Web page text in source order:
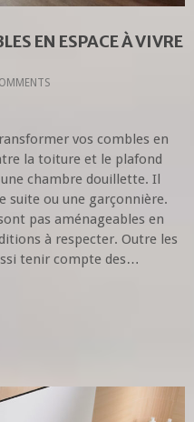
EN ESPACE À VIVRE
vos combles en
la toiture et le plafond
chambre douillette. Il
suite ou une garçonnière.
pas aménageables en
à respecter. Outre les
tenir compte des…